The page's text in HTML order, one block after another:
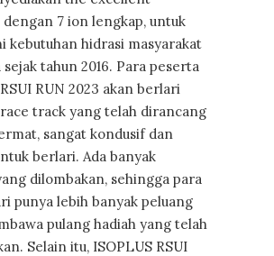
7 ion lengkap, untuk
kebutuhan hidrasi masyarakat
tahun 2016. Para peserta
RUN 2023 akan berlari
track yang telah dirancang
sangat kondusif dan
berlari. Ada banyak
dilombakan, sehingga para
punya lebih banyak peluang
pulang hadiah yang telah
Selain itu, ISOPLUS RSUI